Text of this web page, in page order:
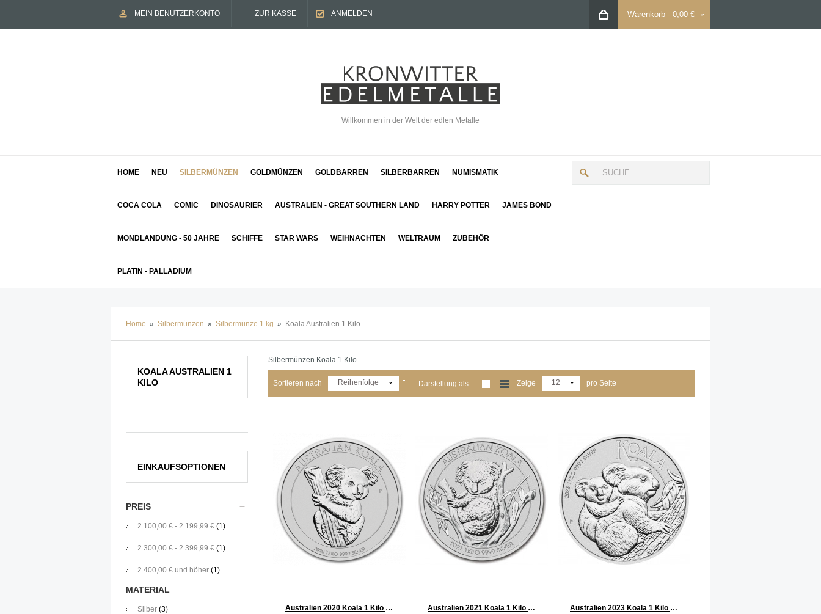
MEIN BENUTZERKONTO ZUR KASSE ANMELDEN Warenkorb - 0,00 €
Willkommen in der Welt der edlen Metalle
HOME NEU SILBERMÜNZEN GOLDMÜNZEN GOLDBARREN SILBERBARREN NUMISMATIK
COCA COLA COMIC DINOSAURIER AUSTRALIEN - GREAT SOUTHERN LAND HARRY POTTER JAMES BOND
MONDLANDUNG - 50 JAHRE SCHIFFE STAR WARS WEIHNACHTEN WELTRAUM ZUBEHÖR
PLATIN - PALLADIUM
Home » Silbermünzen » Silbermünze 1 kg » Koala Australien 1 Kilo
Silbermünzen Koala 1 Kilo
Sortieren nach Reihenfolge Darstellung als: Zeige 12 pro Seite
Australien 2020 Koala 1 Kilo Silber
Australien 2021 Koala 1 Kilo Silber
Australien 2023 Koala 1 Kilo Silber
KOALA AUSTRALIEN 1
KILO
EINKAUFSOPTIONEN
PREIS
2.100,00 € - 2.199,99 € (1)
2.300,00 € - 2.399,99 € (1)
2.400,00 € und höher (1)
MATERIAL
Silber (3)